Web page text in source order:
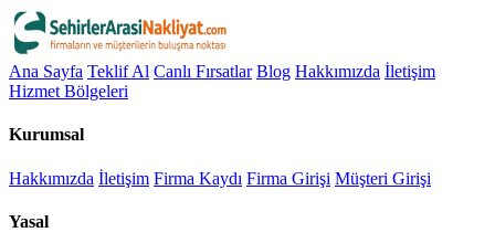
Ana Sayfa Teklif Al Canlı Fırsatlar Blog Hakkımızda İletişim
Hizmet Bölgeleri
Kurumsal
Hakkımızda İletişim Firma Kaydı Firma Girişi Müşteri Girişi
Yasal